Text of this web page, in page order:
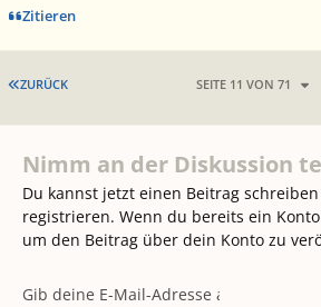
Zitieren
ERSTE SEITE
ZURÜCK SEITE 11 VON 71
Nimm an der Diskussion
Du kannst jetzt einen Beitrag
registrieren. Wenn du bereits ein
um den Beitrag über dein Konto zu